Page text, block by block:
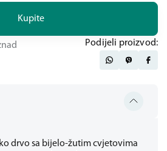
drvo sa bijelo-žutim cvjetovima
Kupite
Podijeli proizvod: